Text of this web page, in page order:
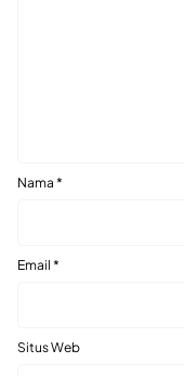
Nama *
Email *
Situs Web